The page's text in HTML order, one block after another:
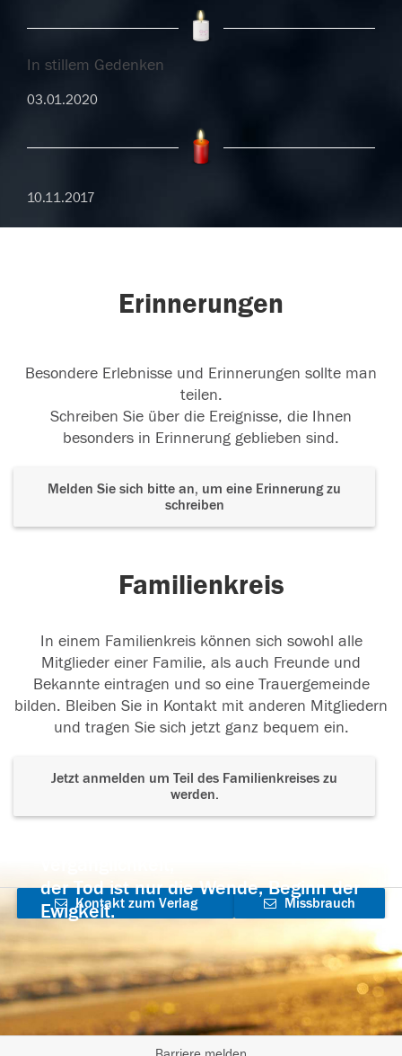
In stillem Gedenken
03.01.2020
10.11.2017
Erinnerungen
Besondere Erlebnisse und Erinnerungen sollte man
teilen.
Schreiben Sie über die Ereignisse, die Ihnen
besonders in Erinnerung geblieben sind.
Melden Sie sich bitte an, um eine Erinnerung zu
schreiben
Familienkreis
In einem Familienkreis können sich sowohl alle
Mitglieder einer Familie, als auch Freunde und
Bekannte eintragen und so eine Trauergemeinde
bilden. Bleiben Sie in Kontakt mit anderen Mitgliedern
und tragen Sie sich jetzt ganz bequem ein.
Jetzt anmelden um Teil des Familienkreises zu
werden.
der Tod ist nur die Wende, Beginn der
Ewigkeit.
Kontakt zum Verlag
aufnehmen
Missbrauch